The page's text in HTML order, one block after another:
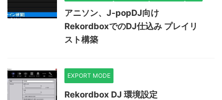
アニソン、J-popDJ向け
RekordboxでのDJ仕込み プレイリ
スト構築
EXPORT MODE
Rekordbox DJ 環境設定